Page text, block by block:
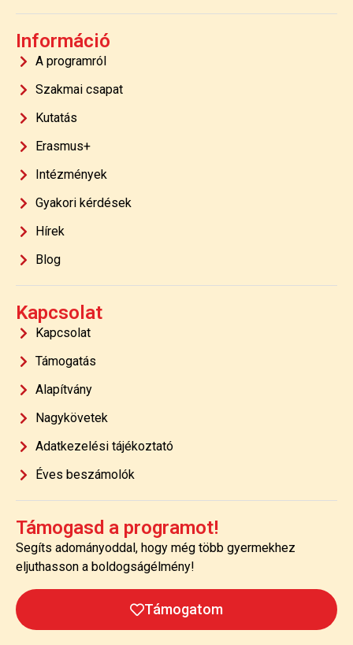
Információ
A programról
Szakmai csapat
Kutatás
Erasmus+
Intézmények
Gyakori kérdések
Hírek
Blog
Kapcsolat
Kapcsolat
Támogatás
Alapítvány
Nagykövetek
Adatkezelési tájékoztató
Éves beszámolók
Támogasd a programot!
Segíts adományoddal, hogy még több gyermekhez
eljuthasson a boldogságélmény!
Támogatom